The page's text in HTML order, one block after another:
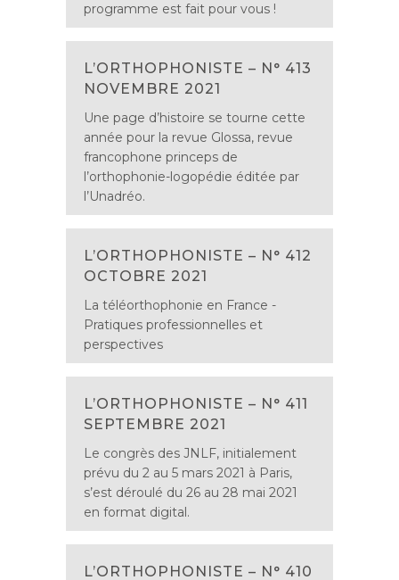
programme est fait pour vous !
L’ORTHOPHONISTE – N° 413
NOVEMBRE 2021
Une page d’histoire se tourne cette
année pour la revue Glossa, revue
francophone princeps de
l’orthophonie-logopédie éditée par
l’Unadréo.
L’ORTHOPHONISTE – N° 412
OCTOBRE 2021
La téléorthophonie en France -
Pratiques professionnelles et
perspectives
L’ORTHOPHONISTE – N° 411
SEPTEMBRE 2021
Le congrès des JNLF, initialement
prévu du 2 au 5 mars 2021 à Paris,
s’est déroulé du 26 au 28 mai 2021
en format digital.
L’ORTHOPHONISTE – N° 410